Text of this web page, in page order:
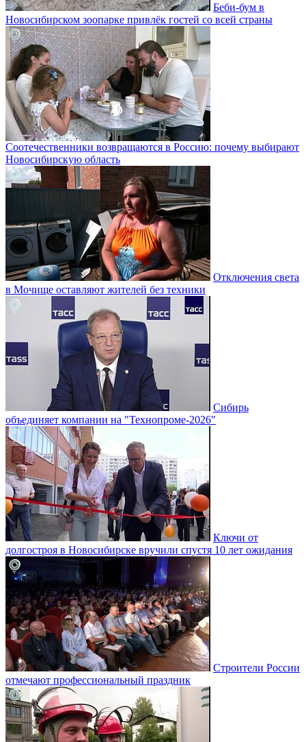
Беби-бум в
Новосибирском зоопарке привлёк гостей со всей страны
Соотечественники возвращаются в Россию: почему выбирают
Новосибирскую область
Отключения света
в Мочище оставляют жителей без техники
Сибирь
объединяет компании на "Технопроме-2026"
Ключи от
долгостроя в Новосибирске вручили спустя 10 лет ожидания
Строители России
отмечают профессиональный праздник